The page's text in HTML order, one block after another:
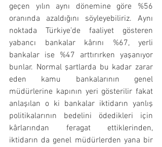
geçen yılın aynı dönemine göre %56
oranında azaldığını söyleyebiliriz. Aynı
noktada Türkiye’de faaliyet gösteren
yabancı bankalar kârını %67, yerli
bankalar ise %47 arttırırken yaşanıyor
bunlar. Normal şartlarda bu kadar zarar
eden kamu bankalarının genel
müdürlerine kapının yeri gösterilir fakat
anlaşılan o ki bankalar iktidarın yanlış
politikalarının bedelini ödedikleri için
kârlarından feragat ettiklerinden,
iktidarın da genel müdürlerden yana bir